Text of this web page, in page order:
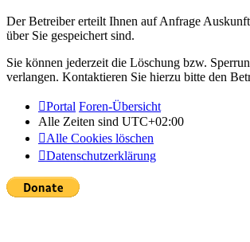
Der Betreiber erteilt Ihnen auf Anfrage
über Sie gespeichert sind.
Sie können jederzeit die Löschung bzw.
verlangen. Kontaktieren Sie hierzu bitte den
Portal Foren-Übersicht
Alle Zeiten sind UTC+02:00
Alle Cookies löschen
Datenschutzerklärung